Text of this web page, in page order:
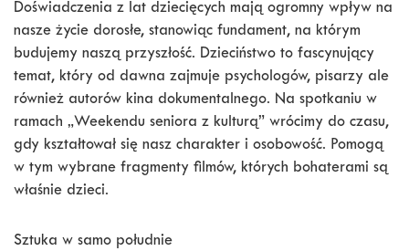
Doświadczenia z lat dziecięcych mają ogromny wpływ na
nasze życie dorosłe, stanowiąc fundament, na którym
budujemy naszą przyszłość. Dzieciństwo to fascynujący
temat, który od dawna zajmuje psychologów, pisarzy ale
również autorów kina dokumentalnego. Na spotkaniu w
ramach „Weekendu seniora z kulturą” wrócimy do czasu,
gdy kształtował się nasz charakter i osobowość. Pomogą
w tym wybrane fragmenty filmów, których bohaterami są
właśnie dzieci.
Sztuka w samo południe